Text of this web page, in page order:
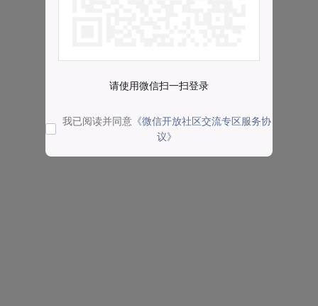
请使用微信扫一扫登录
我已阅读并同意 《微信开放社区交流专区服务协
议》